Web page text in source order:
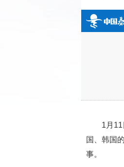
1月
国、韩国
事。